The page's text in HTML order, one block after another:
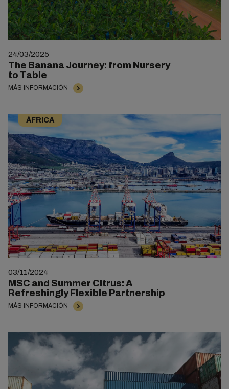
24/03/2025
The Banana Journey: from Nursery
to Table
MÁS INFORMACIÓN
ÁFRICA
03/11/2024
MSC and Summer Citrus: A
Refreshingly Flexible Partnership
MÁS INFORMACIÓN